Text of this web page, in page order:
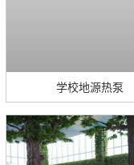
学校地源热泵